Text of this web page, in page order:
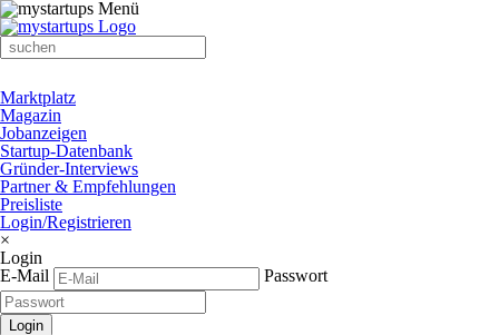
Marktplatz
Magazin
Jobanzeigen
Startup-Datenbank
Gründer-Interviews
Partner & Empfehlungen
Preisliste
Login/Registrieren
×
Login
E-Mail
Passwort